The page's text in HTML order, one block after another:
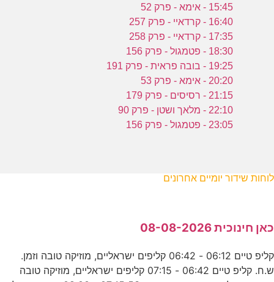
15:45 - אימא - פרק 52
16:40 - קרדאיי - פרק 257
17:35 - קרדאיי - פרק 258
18:30 - פטמגול - פרק 156
19:25 - בובה פראית - פרק 191
20:20 - אימא - פרק 53
21:15 - רסיסים - פרק 179
22:10 - מלאך ושטן - פרק 90
23:05 - פטמגול - פרק 156
לוחות שידור יומיים אחרונים
כאן חינוכית 08-08-2026
קליפ טיים 06:12 - 06:42 קליפים ישראליים, מוזיקה טובה וזמן.
ש.ח. קליפ טיים 06:42 - 07:15 קליפים ישראליים, מוזיקה טובה